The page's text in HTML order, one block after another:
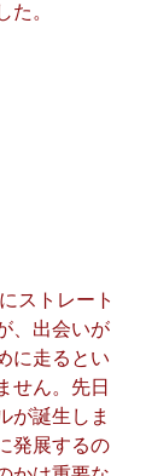
た。
、出会いが
に走るとい
せん。先日
が誕生しま
発展するの